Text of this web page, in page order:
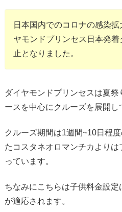
日本国内でのコロナの感染
ヤモンドプリンセス日本発
止となりました。
ダイヤモンドプリンセスは夏
ースを中心にクルーズを展開し
クルーズ期間は1週間~10日程
たコスタネオロマンチカより
っています。
ちなみにこちらは子供料金設
が適応されます。